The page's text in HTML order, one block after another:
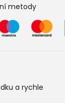
metody
a rychle